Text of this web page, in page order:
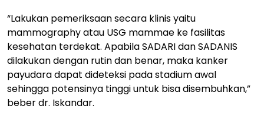
“Lakukan pemeriksaan secara klinis yaitu
mammography atau USG mammae ke fasilitas
kesehatan terdekat. Apabila SADARI dan SADANIS
dilakukan dengan rutin dan benar, maka kanker
payudara dapat dideteksi pada stadium awal
sehingga potensinya tinggi untuk bisa disembuhkan,”
beber dr. Iskandar.